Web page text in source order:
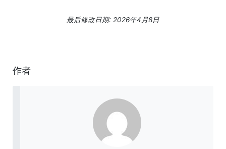
最后修改日期: 2026年4月8日
作者